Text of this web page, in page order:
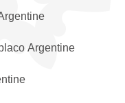
Argentine